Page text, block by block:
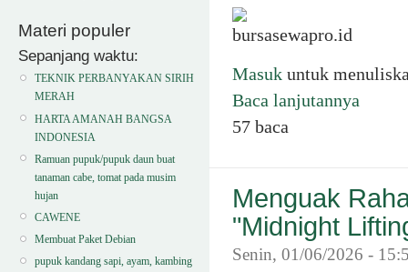
Materi populer
Sepanjang waktu:
TEKNIK PERBANYAKAN SIRIH
MERAH
HARTA AMANAH BANGSA
INDONESIA
Ramuan pupuk/pupuk daun buat
tanaman cabe, tomat pada musim
hujan
CAWENE
Membuat Paket Debian
pupuk kandang sapi, ayam, kambing
Masuk untuk
Baca lanjutannya
57 baca
Menguak
"Midnight
Senin, 01/06/2026 -